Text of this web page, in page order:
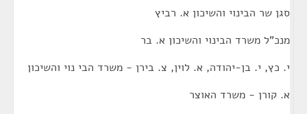
סגן שר הבינוי והשיכון א. רביץ
מנכ"ל משרד הבינוי והשיכון א. בר
י. כץ, י. בן-יהודה, א. לוין, צ. בירן - משרד הבי נוי והשיכון
א. קורן - משרד האוצר